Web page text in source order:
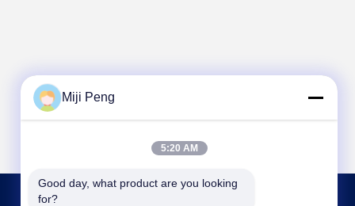
Miji Peng
5:20 AM
Good day, what product are you looking
for?